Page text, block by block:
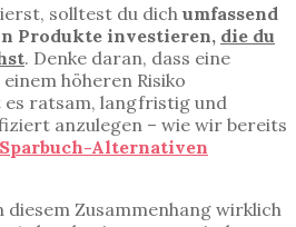
solltest du dich umfassend
Produkte investieren, die du
. Denke daran, dass eine
höheren Risiko
es ratsam, langfristig und
anzulegen – wie wir bereits
Sparbuch-Alternativen
Zusammenhang wirklich